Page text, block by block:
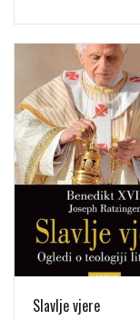
Slavlje vjere